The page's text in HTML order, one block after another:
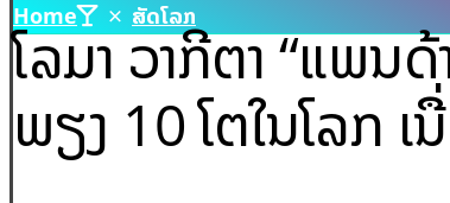
Home ສັດໂລກ
ໂລມາ ວາກີຕາ “ແພ
ພຽງ 10 ໂຕໃນໂລກ